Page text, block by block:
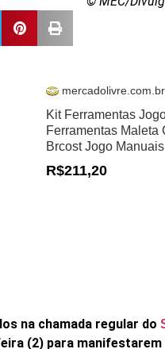
mercadolivre.com.br
Kit Ferramentas
Ferramentas Maleta
Brcost Jogo
R$211,20
na chamada regular do
(2) para